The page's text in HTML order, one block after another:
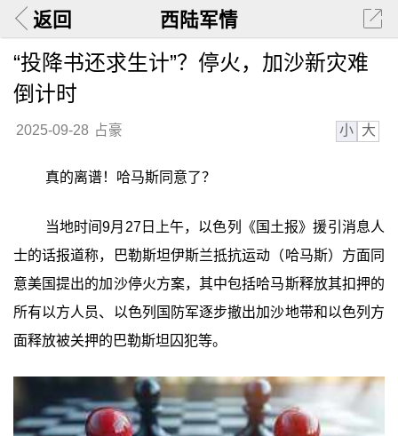
返回 西陆军情
“投降书还求生计”？停火，加沙新灾难
倒计时
2025-09-28 占豪 小 大
真的离谱！哈马斯同意了？
当地时间9月27日上午，以色列《国土报》援引消息人
士的话报道称，巴勒斯坦伊斯兰抵抗运动（哈马斯）方面同
意美国提出的加沙停火方案，其中包括哈马斯释放其扣押的
所有以方人员、以色列国防军逐步撤出加沙地带和以色列方
面释放被关押的巴勒斯坦囚犯等。